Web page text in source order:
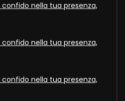
confido nella tua presenza,
confido nella tua presenza,
confido nella tua presenza,